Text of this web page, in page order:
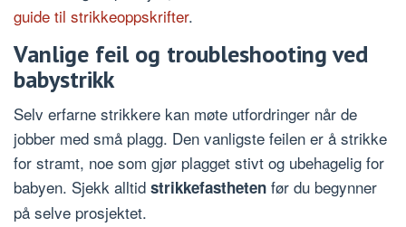
guide til strikkeoppskrifter.
Vanlige feil og troubleshooting ved
babystrikk
Selv erfarne strikkere kan møte utfordringer når de
jobber med små plagg. Den vanligste feilen er å strikke
for stramt, noe som gjør plagget stivt og ubehagelig for
babyen. Sjekk alltid strikkefastheten før du begynner
på selve prosjektet.